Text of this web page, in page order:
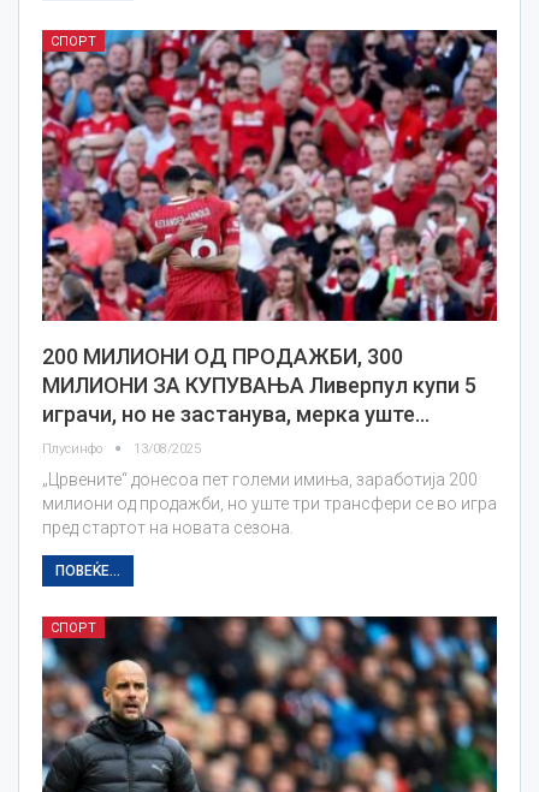
СПОРТ
200 МИЛИОНИ ОД ПРОДАЖБИ, 300
МИЛИОНИ ЗА КУПУВАЊА Ливерпул купи 5
играчи, но не застанува, мерка уште…
Плусинфо 13/08/2025
„Црвените“ донесоа пет големи имиња, заработија 200
милиони од продажби, но уште три трансфери се во игра
пред стартот на новата сезона.
ПОВЕЌЕ...
СПОРТ